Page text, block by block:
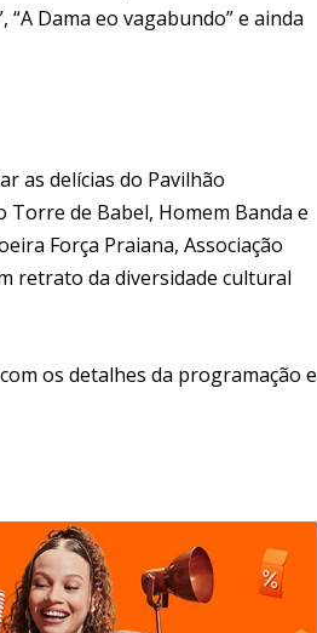
Dama eo vagabundo” e ainda
as delícias do Pavilhão
Torre de Babel, Homem Banda e
Força Praiana, Associação
retrato da diversidade cultural
os detalhes da programação e